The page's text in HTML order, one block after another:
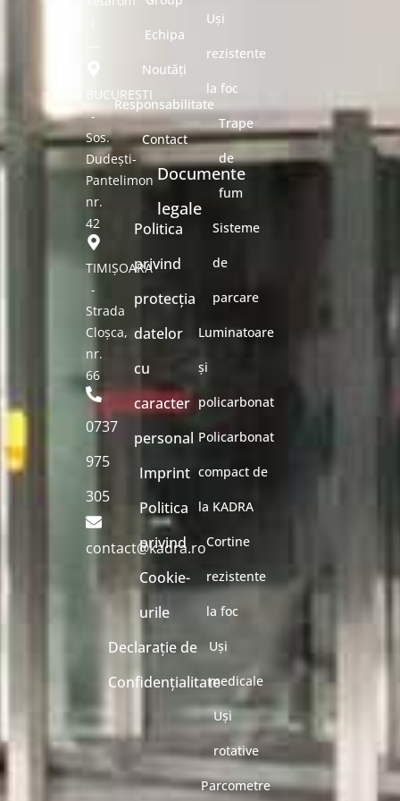
BUCUREȘTI
-
Sos.
Dudești-
Pantelimon
nr.
42
TIMIȘOARA
-
Strada
Cloșca,
nr.
66
0737
975
305
contact@kadra.ro
Echipa
Noutăți
Responsabilitate
Contact
Documente
legale
Politica
privind
protecția
datelor
cu
caracter
personal
Imprint
Politica
privind
Cookie-
urile
Declarație de
Confidențialitate
Uși
rezistente
la foc
Trape
de
fum
Sisteme
de
parcare
Luminatoare
și
policarbonat
Policarbonat
compact de
la KADRA
Cortine
rezistente
la foc
Uși
medicale
Uși
rotative
Parcometre